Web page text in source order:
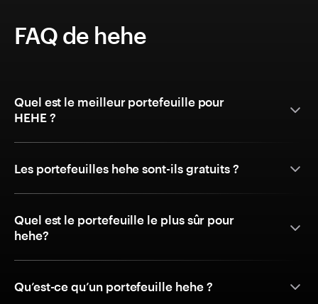
FAQ de hehe
Quel est le meilleur portefeuille pour
HEHE ?
Les portefeuilles hehe sont-ils gratuits ?
Quel est le portefeuille le plus sûr pour
hehe?
Qu’est-ce qu’un portefeuille hehe ?